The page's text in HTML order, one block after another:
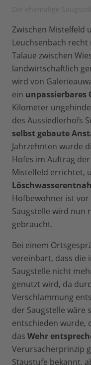
Zwischen Mistelfeld
Leuchsenbach
Talaue zwischen
landwirtschaftlich
wird von
ein unpassierbares
Kilometer
des Aussiedlerhofs
selbst gebaute
Jahrzehnten wurde
Hofes im Auftrag
Mistelfeld errichtet,
Hofbewohner ist
Saugstelle wird nun
gebraucht.
Bei einem
vereinbart, dass die
Saugstelle nicht
genutzt wird, da
Verschlammung
der Saugstelle wäre
entschieden wurde,
das Wehr
Verursacherprinzip
Staustufe bekannt,